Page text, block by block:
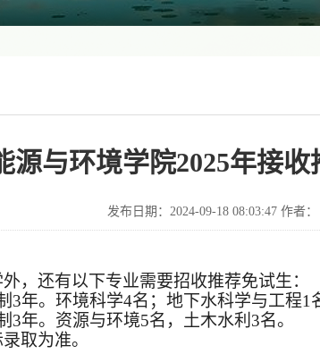
源与环境学院2025年接
发布日期：2024-09-18 08:03:47 作
，还有以下专业需要招收推荐免试生：
3年。环境科学4名；地下水科学与工程1
3年。资源与环境5名，土木水利3名。
录取为准。